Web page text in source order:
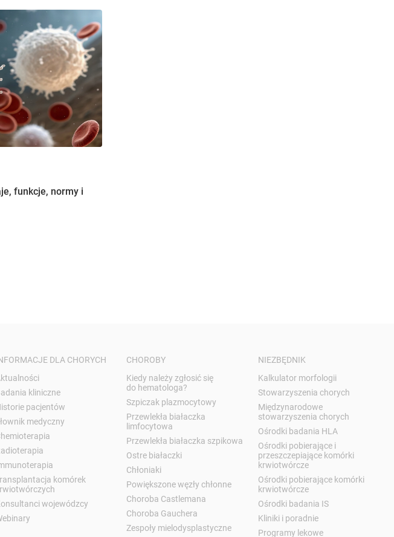
funkcje, normy i
DLA CHORYCH
kliniczne
pacjentów
medyczny
komórek
wojewódzcy
CHOROBY
Kiedy należy zgłosić się
do hematologa?
Szpiczak plazmocytowy
Przewlekła białaczka
limfocytowa
Przewlekła białaczka szpikowa
Ostre białaczki
Chłoniaki
Powiększone węzły chłonne
Choroba Castlemana
Choroba Gauchera
Zespoły mielodysplastyczne
NIEZBĘDNIK
Kalkulator morfologii
Stowarzyszenia chorych
Międzynarodowe
stowarzyszenia chorych
Ośrodki badania HLA
Ośrodki pobierające i
przeszczepiające komórki
krwiotwórcze
Ośrodki pobierające komórki
krwiotwórcze
Ośrodki badania IS
Kliniki i poradnie
Programy lekowe